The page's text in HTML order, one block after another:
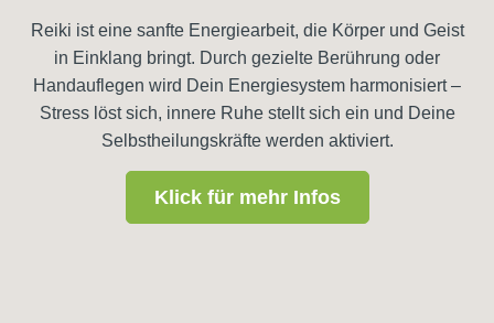
Reiki ist eine sanfte Energiearbeit, die Körper und Geist
in Einklang bringt. Durch gezielte Berührung oder
Handauflegen wird Dein Energiesystem harmonisiert –
Stress löst sich, innere Ruhe stellt sich ein und Deine
Selbstheilungskräfte werden aktiviert.
Klick für mehr Infos